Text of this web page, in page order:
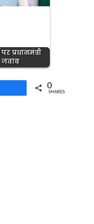
प्रधानमंत्री
जवाब
0
SHARES